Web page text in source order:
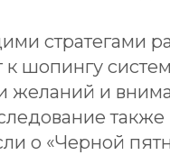
стратегами
шопингу
желаний и
о «Черной